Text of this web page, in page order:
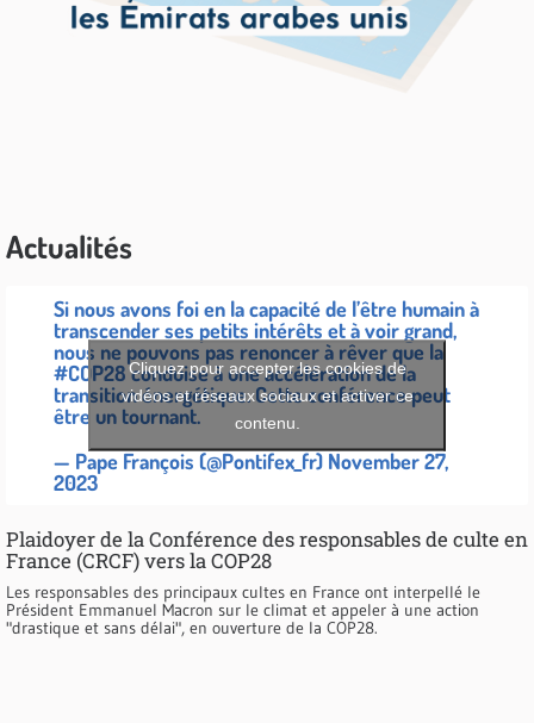
Actualités
Si nous avons foi en la capacité de l’être humain à
transcender ses petits intérêts et à voir grand,
nous ne pouvons pas renoncer à rêver que la
#COP28conduise à une accélération de la
transition énergétique. Cette conférence peut
être un tournant.
— Pape François (@Pontifex_fr) November 27,
2023
Cliquez pour accepter les cookies de
vidéos et réseaux sociaux et activer ce
contenu.
Plaidoyer de la Conférence des responsables de culte en
France (CRCF) vers la COP28
Les responsables des principaux cultes en France ont interpellé le
Président Emmanuel Macron sur le climat et appeler à une action
"drastique et sans délai", en ouverture de la COP28.